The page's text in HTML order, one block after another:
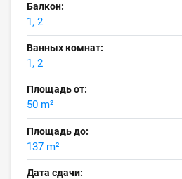
Балкон:
1, 2
Ванных комнат:
1, 2
Площадь от:
50 m²
Площадь до:
137 m²
Дата сдачи: